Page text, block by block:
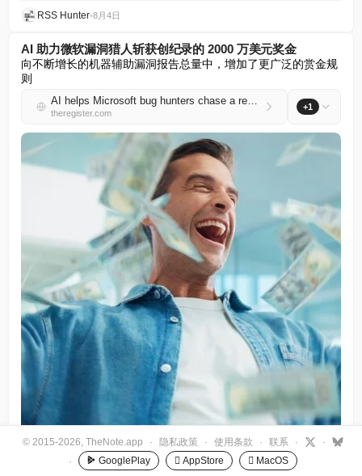
RSS Hunter•8月4日
AI 助力微软漏洞猎人斩获创纪录的 2000 万美元奖金
向不断增长的机器辅助漏洞报告总量中，增加了更广泛的赏金规
则
AI helps Microsoft bug hunters chase a record $20M payday
theregister.com
+1
© 2015-2026, TheNote.app · 隐私政策 · 使用条款 · 联系 ·
·
·
GooglePlay  AppStore  MacOS